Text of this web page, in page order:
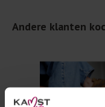
Doe de
Gebruik een
artikelen met
Andere klanten